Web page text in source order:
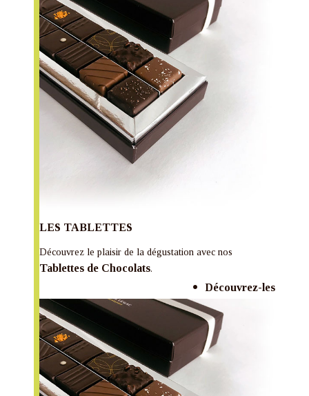
LES TABLETTES
Découvrez le plaisir de la dégustation avec nos
Tablettes de Chocolats.
Découvrez-les